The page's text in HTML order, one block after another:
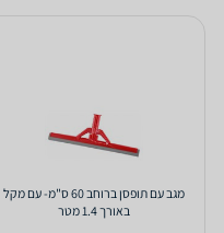
מגב עם תופסן ברוחב 60 ס"מ- עם מקל
באורך 1.4 מטר